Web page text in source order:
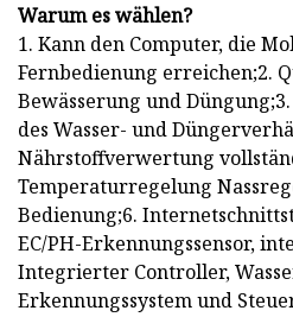
Warum es wählen?
1. Kann den Computer, die
Fernbedienung erreichen;2.
Bewässerung und
des Wasser- und
Nährstoffverwertung
Temperaturregelung
Bedienung;6.
EC/PH-Erkennungssensor,
Integrierter Controller,
Erkennungssystem und